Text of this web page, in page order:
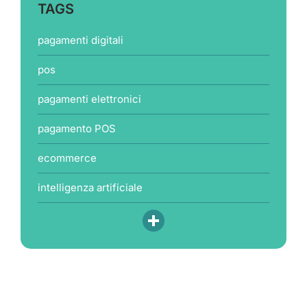
TAGS
pagamenti digitali
pos
pagamenti elettronici
pagamento POS
ecommerce
intelligenza artificiale